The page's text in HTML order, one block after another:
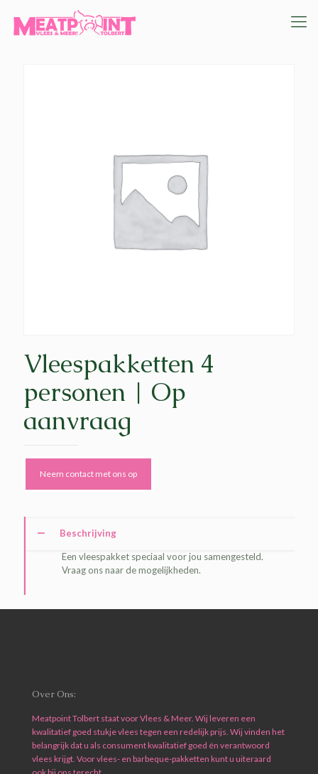
Vleespakketten 4
personen | Op
aanvraag
Neem contact met ons op
Beschrijving
Een vleespakket speciaal voor jou samengesteld.
Vraag ons naar de mogelijkheden.
Over Ons:
Meatpoint Tolbert staat voor Vlees & Meer. Wij leveren een
kwalitatief goed stukje vlees tegen een redelijk prijs. Wij vinden het
belangrijk dat u als consument kwalitatief goed én verantwoord
vlees krijgt. Voor vlees- en barbeque-pakketten kunt u uiteraard